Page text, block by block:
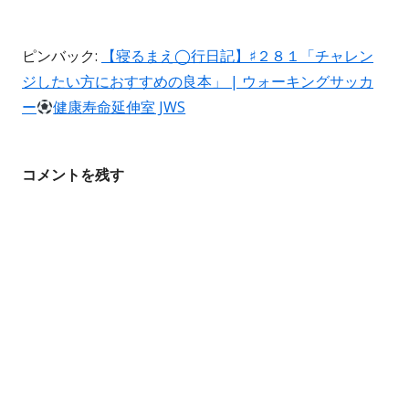
ー
シ
ン
ピンバック:
【寝るまえ◯行日記】♯２８１「チャレン
ジしたい方におすすめの良本」 | ウォーキングサッカ
ー
健康寿命延伸室 JWS
コメントを残す